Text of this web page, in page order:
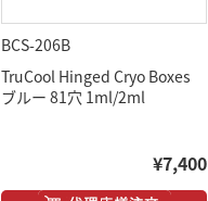
BCS-206B
TruCool Hinged Cryo Boxes
ブルー 81穴 1ml/2ml
¥7,400